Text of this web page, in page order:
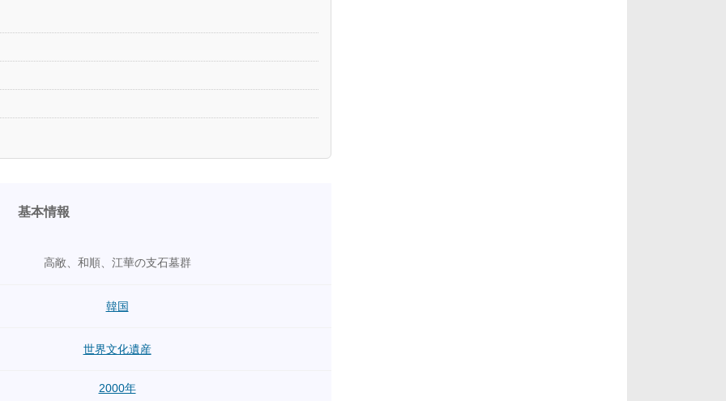
基本情報
高敞、和順、江華の支石墓群
韓国
世界文化遺産
2000年